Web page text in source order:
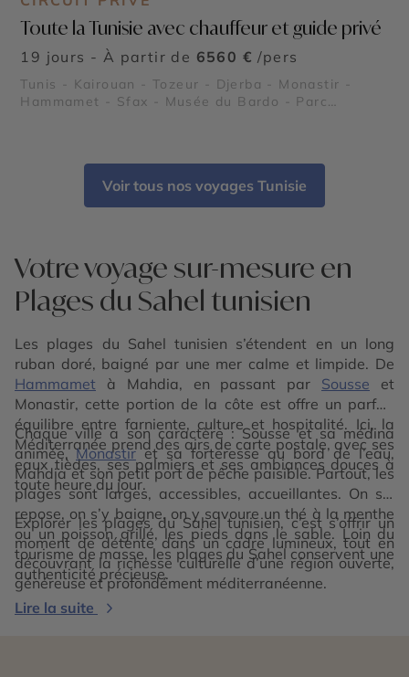
Toute la Tunisie avec chauffeur et guide privé
19 jours - À partir de 6560 € /pers
Tunis - Kairouan - Tozeur - Djerba - Monastir -
Hammamet - Sfax - Musée du Bardo - Parc
Voir tous nos voyages Tunisie
Votre voyage sur-mesure en
Plages du Sahel tunisien
Les plages du Sahel tunisien s’étendent en un long
ruban doré, baigné par une mer calme et limpide. De
Hammamet à Mahdia, en passant par Sousse et
Monastir, cette portion de la côte est offre un parfait
équilibre entre farniente, culture et hospitalité. Ici, la
Méditerranée prend des airs de carte postale, avec ses
eaux tièdes, ses palmiers et ses ambiances douces à
toute heure du jour.
Chaque ville a son caractère : Sousse et sa médina
animée,Monastiret sa forteresse au bord de l’eau,
Mahdia et son petit port de pêche paisible. Partout, les
plages sont larges, accessibles, accueillantes. On s’y
repose, on s’y baigne, on y savoure un thé à la menthe
ou un poisson grillé, les pieds dans le sable. Loin du
tourisme de masse, les plages du Sahel conservent une
authenticité précieuse.
Explorer les plages du Sahel tunisien, c’est s’offrir un
moment de détente dans un cadre lumineux, tout en
découvrant la richesse culturelle d’une région ouverte,
généreuse et profondément méditerranéenne.
Lire la suite